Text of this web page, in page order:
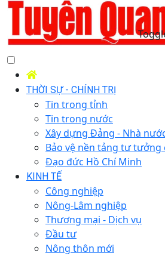
THỜI SỰ - CHÍNH TRỊ
Tin trong tỉnh
Tin trong nước
Xây dựng Đảng - Nhà
Bảo vệ nền tảng tư tưởng
Đạo đức Hồ Chí Minh
KINH TẾ
Công nghiệp
Nông-Lâm nghiệp
Thương mại - Dịch vụ
Đầu tư
Nông thôn mới